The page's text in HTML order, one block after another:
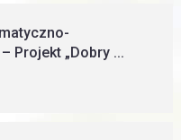
Projekt „Dobry ...